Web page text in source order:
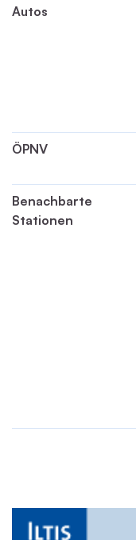
Autos
ÖPNV
Benachbarte
Stationen